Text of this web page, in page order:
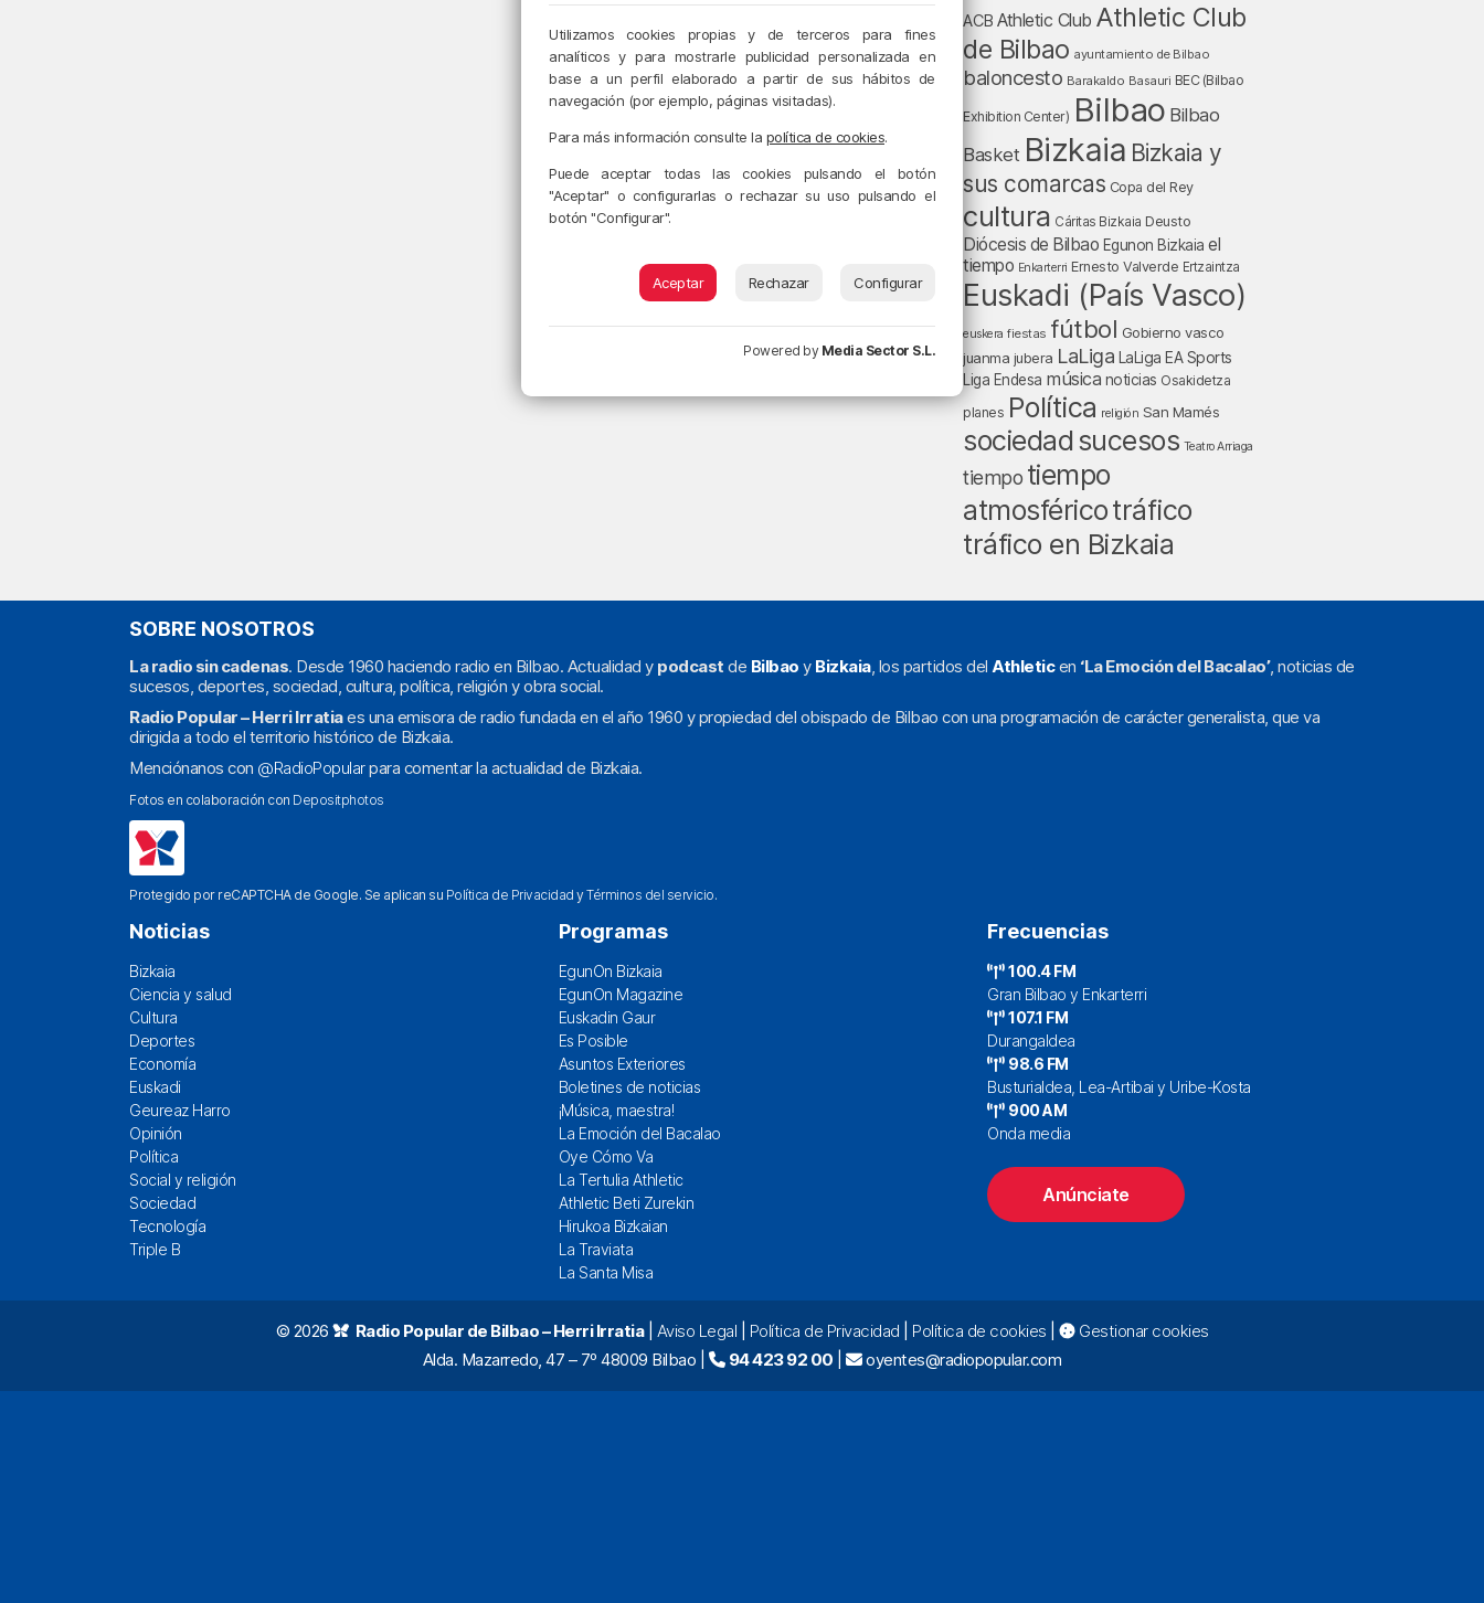
ACB Athletic Club Athletic Club
de Bilbao ayuntamiento de Bilbao
baloncesto Barakaldo Basauri BEC (Bilbao
Exhibition Center) Bilbao Bilbao
Basket Bizkaia Bizkaia y
sus comarcas Copa del Rey
cultura Cáritas Bizkaia Deusto
Diócesis de Bilbao Egunon Bizkaia el
tiempo Enkarterri Ernesto Valverde Ertzaintza
Euskadi (País Vasco)
euskera fiestas fútbol Gobierno vasco
juanma jubera LaLiga LaLiga EA Sports
Liga Endesa música noticias Osakidetza
planes Política religión San Mamés
sociedad sucesos Teatro Arriaga
tiempo tiempo
atmosféricotráfico
tráfico en Bizkaia
SOBRE NOSOTROS
La radio sin cadenas. Desde 1960 haciendo radio en Bilbao. Actualidad y podcast de Bilbao y Bizkaia, los partidos del Athleticen ‘La Emoción del Bacalao’, noticias de
sucesos, deportes, sociedad, cultura, política, religión y obra social.
Radio Popular – Herri Irratiaes una emisora de radio fundada en el año 1960 y propiedad del obispado de Bilbao con una programación de carácter generalista, que va
dirigida a todo el territorio histórico de Bizkaia.
Menciónanos con @RadioPopularpara comentar la actualidad de Bizkaia.
Fotos en colaboración con Depositphotos
Protegido por reCAPTCHA de Google. Se aplican su Política de Privacidad yTérminos del servicio.
Noticias
Bizkaia
Ciencia y salud
Cultura
Deportes
Economía
Euskadi
Geureaz Harro
Opinión
Política
Social y religión
Sociedad
Tecnología
Triple B
Programas
EgunOn Bizkaia
EgunOn Magazine
Euskadin Gaur
Es Posible
Asuntos Exteriores
Boletines de noticias
¡Música, maestra!
La Emoción del Bacalao
Oye Cómo Va
La Tertulia Athletic
Athletic Beti Zurekin
Hirukoa Bizkaian
La Traviata
La Santa Misa
Frecuencias
100.4 FM
Gran Bilbao y Enkarterri
107.1 FM
Durangaldea
98.6 FM
Busturialdea, Lea-Artibai y Uribe-Kosta
900 AM
Onda media
Anúnciate
© 2026 Radio Popular de Bilbao – Herri Irratia| Aviso Legal Política de Privacidad Política de cookies
Gestionar cookies
Alda. Mazarredo, 47 – 7º 48009 Bilbao |
94 423 92 00 | oyentes@radiopopular.com
Utilizamos cookies propias y de terceros para fines
analíticos y para mostrarle publicidad personalizada en
base a un perfil elaborado a partir de sus hábitos de
navegación (por ejemplo, páginas visitadas).
Para más información consulte la política de cookies.
Puede aceptar todas las cookies pulsando el botón
"Aceptar" o configurarlas o rechazar su uso pulsando el
botón "Configurar".
Aceptar Rechazar Configurar
Powered by Media Sector S.L.